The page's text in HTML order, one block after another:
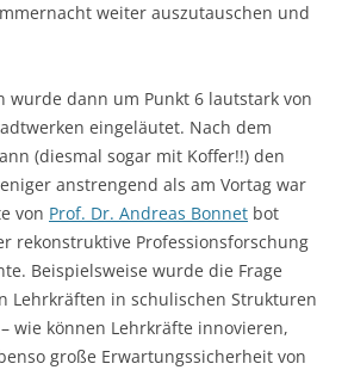
weiter auszutauschen und
wurde dann um Punkt 6 lautstark von
eingeläutet. Nach dem
(diesmal sogar mit Koffer!!) den
anstrengend als am Vortag war
von Prof. Dr. Andreas Bonnet bot
rekonstruktive Professionsforschung
Beispielsweise wurde die Frage
Lehrkräften in schulischen Strukturen
wie können Lehrkräfte innovieren,
große Erwartungssicherheit von